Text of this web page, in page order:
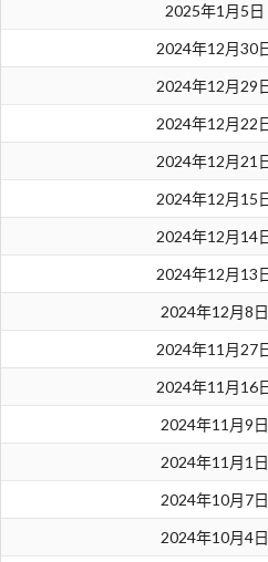
2025年1月5
2024年12月30
2024年12月29
2024年12月22
2024年12月21
2024年12月15
2024年12月14
2024年12月13
2024年12月8
2024年11月27
2024年11月16
2024年11月9
2024年11月1
2024年10月7
2024年10月4